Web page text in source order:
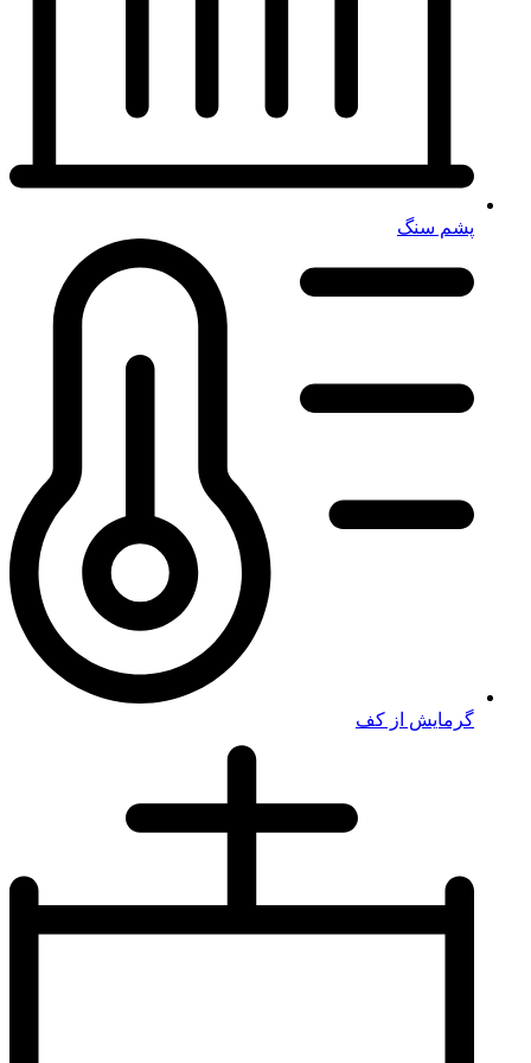
پشم سنگ
گرمایش از کف